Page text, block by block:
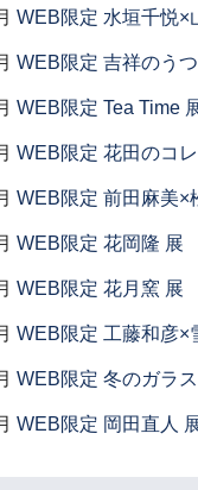
WEB限定 水垣千悦×
WEB限定 吉祥のう
WEB限定 Tea Time
WEB限定 花田のコ
WEB限定 前田麻美×
WEB限定 花岡隆 展
WEB限定 花月窯 展
WEB限定 工藤和彦×
WEB限定 冬のガラ
WEB限定 岡田直人